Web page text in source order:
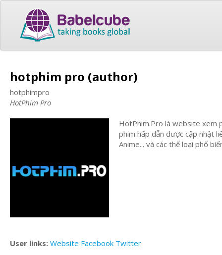
hotphim pro (author)
hotphimpro
HotPhim Pro
HotPhim.Pro là website xem
phim hấp dẫn được cập nhật
Anime... và các thể loại phổ
User links: Website Facebook Twitter